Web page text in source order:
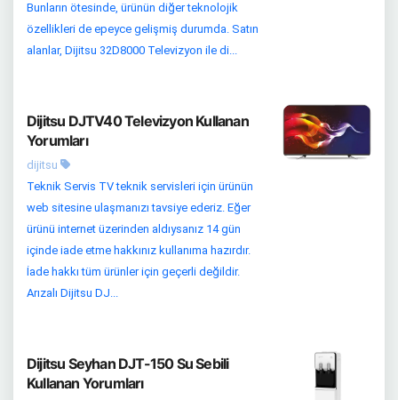
Bunların ötesinde, ürünün diğer teknolojik
özellikleri de epeyce gelişmiş durumda. Satın
alanlar, Dijitsu 32D8000 Televizyon ile di...
Dijitsu DJTV40 Televizyon Kullanan
Yorumları
dijitsu
Teknik Servis TV teknik servisleri için ürünün
web sitesine ulaşmanızı tavsiye ederiz. Eğer
ürünü internet üzerinden aldıysanız 14 gün
içinde iade etme hakkınız kullanıma hazırdır.
İade hakkı tüm ürünler için geçerli değildir.
Arızalı Dijitsu DJ...
Dijitsu Seyhan DJT-150 Su Sebili
Kullanan Yorumları